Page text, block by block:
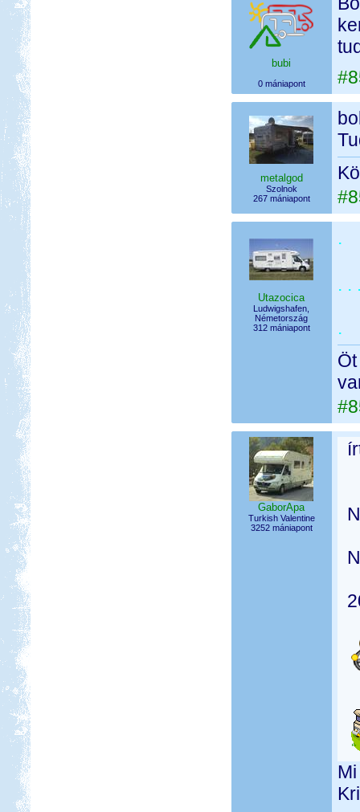
bubi
0 mániapont
metalgod
Szolnok
267 mániapont
Utazocica
Ludwigshafen,
Németország
312 mániapont
.
. .
.
GaborApa
Turkish Valentine
3252 mániapont